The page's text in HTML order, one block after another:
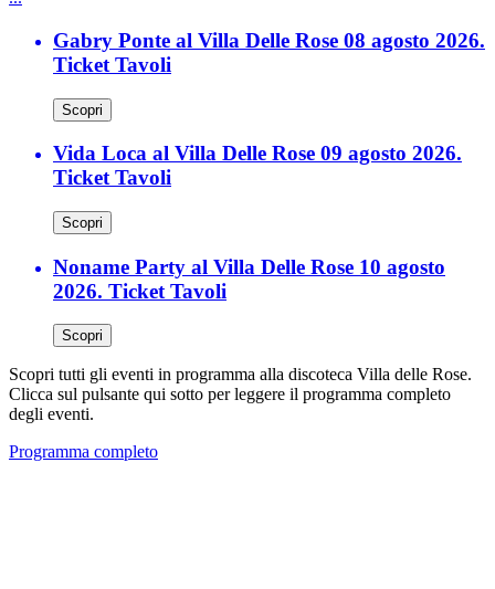
Gabry Ponte al Villa Delle Rose 08 agosto 2026.
Ticket Tavoli
Scopri
Vida Loca al Villa Delle Rose 09 agosto 2026.
Ticket Tavoli
Scopri
Noname Party al Villa Delle Rose 10 agosto
2026. Ticket Tavoli
Scopri
Scopri tutti gli eventi in programma alla discoteca Villa delle Rose.
Clicca sul pulsante qui sotto per leggere il programma completo
degli eventi.
Programma completo